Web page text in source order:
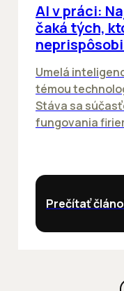
AI v práci:
čaká tých,
Umelá
témou
Stáva sa
fungovania
Prečítať